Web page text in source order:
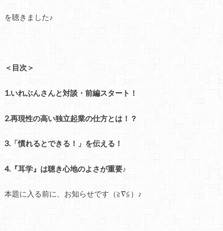
を聴きました♪
＜目次＞
1.いれぶんさんと対談・前編スタート！
2.再現性の高い独立起業の仕方とは！？
3.「慣れるとできる！」を伝える！
4.『耳学』は聴き心地のよさが重要♪
本題に入る前に、お知らせです（≧∇≦）♪